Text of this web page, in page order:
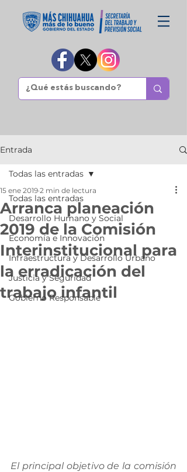
Entrada
Todas las entradas
Desarrollo Humano y Social
Economía e Innovación
Infraestructura y Desarrollo Urbano
Justicia y Seguridad
Gobierno Responsable
Todas las entradas
Arranca planeación
2019 de la Comisión
Interinstitucional para
la erradicación del
trabajo infantil
15 ene 2019 2 min de lectura
El principal objetivo de la comisión